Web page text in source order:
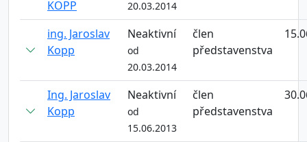
KOPP 20.03.2014
ing. Jaroslav
Kopp
Neaktivní
od
20.03.2014
člen
představenstva
Ing. Jaroslav
Kopp
Neaktivní
od
15.06.2013
člen
představenstva